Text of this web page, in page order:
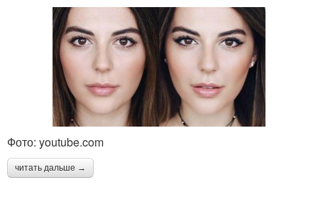
Фото: youtube.com
читать дальше →